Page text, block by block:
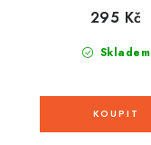
Skladem
295 Kč